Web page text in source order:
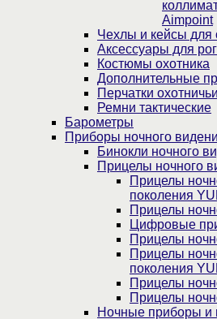
Aimpoint
Чехлы и кейсы для
Аксессуары для
Костюмы охотника
Дополнительные
Перчатки охотничьи
Ремни тактические
Барометры
Приборы ночного
Бинокли ночного
Прицелы ночного
Прицелы
поколения
Прицелы
Цифровые
Прицелы
Прицелы
поколения
Прицелы
Прицелы
Ночные приборы и